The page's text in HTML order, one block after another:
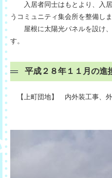
入居者同士はもとより、入居
うコミュニティ集会所を整備しま
屋根に太陽光パネルを設け、
す。
平成２８年１１月の進
【上町団地】 内外装工事、外